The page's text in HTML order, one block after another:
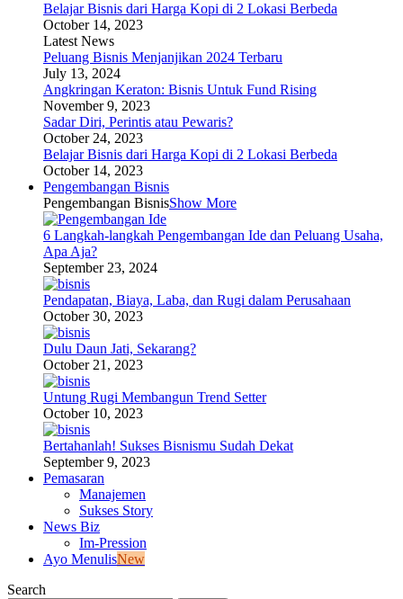
Belajar Bisnis dari Harga Kopi di 2 Lokasi Berbeda
October 14, 2023
Latest News
Peluang Bisnis Menjanjikan 2024 Terbaru
July 13, 2024
Angkringan Keraton: Bisnis Untuk Fund Rising
November 9, 2023
Sadar Diri, Perintis atau Pewaris?
October 24, 2023
Belajar Bisnis dari Harga Kopi di 2 Lokasi Berbeda
October 14, 2023
Pengembangan Bisnis
Pengembangan BisnisShow More
6 Langkah-langkah Pengembangan Ide dan Peluang Usaha,
Apa Aja?
September 23, 2024
Pendapatan, Biaya, Laba, dan Rugi dalam Perusahaan
October 30, 2023
Dulu Daun Jati, Sekarang?
October 21, 2023
Untung Rugi Membangun Trend Setter
October 10, 2023
Bertahanlah! Sukses Bisnismu Sudah Dekat
September 9, 2023
Pemasaran
Manajemen
Sukses Story
News Biz
Im-Pression
Ayo MenulisNew
Search